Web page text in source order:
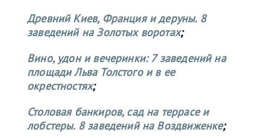
Древний Киев, Франция и деруны. 8
заведений на Золотых воротах;
Вино, удон и вечеринки: 7 заведений на
площади Льва Толстого и в ее
окрестностях;
Столовая банкиров, сад на террасе и
лобстеры. 8 заведений на Воздвиженке;